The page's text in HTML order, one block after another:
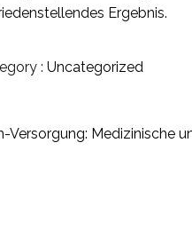
Ergebnis.
: Uncategorized
Versorgung: Medizinische